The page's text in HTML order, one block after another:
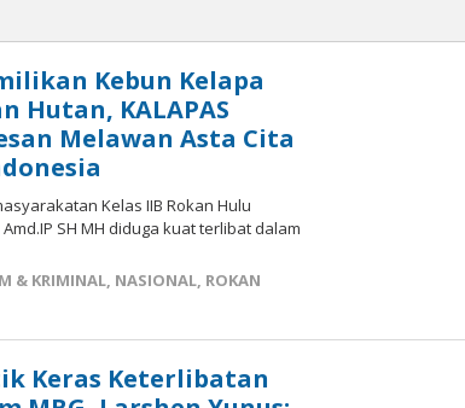
Kebun Kelapa
Hutan, KALAPAS
Melawan Asta Cita
Kelas IIB Rokan Hulu
SH MH diduga kuat terlibat dalam
& KRIMINAL, NASIONAL, ROKAN
Keras Keterlibatan